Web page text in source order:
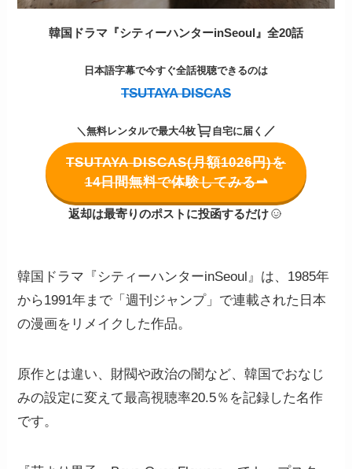
韓国ドラマ『シティーハンターinSeoul』全20話
日本語字幕で今すぐ全話視聴できるのは
TSUTAYA DISCAS
＼無料レンタルで最大4枚 自宅に届く ／
TSUTAYA DISCAS(月額1026円)を
14日間無料で体験してみる⇀
返却は最寄りのポストに投函するだけ
韓国ドラマ『シティーハンターinSeoul』は、1985年
から1991年まで「週刊ジャンプ」で連載された日本
の漫画をリメイクした作品。
原作とは違い、財閥や政治の闇など、韓国でおなじ
みの設定に変えて最高視聴率20.5％を記録した名作
です。